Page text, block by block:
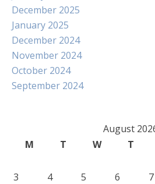
December 2025
January 2025
December 2024
November 2024
October 2024
September 2024
August
M
T W T
3
4 5 6 7